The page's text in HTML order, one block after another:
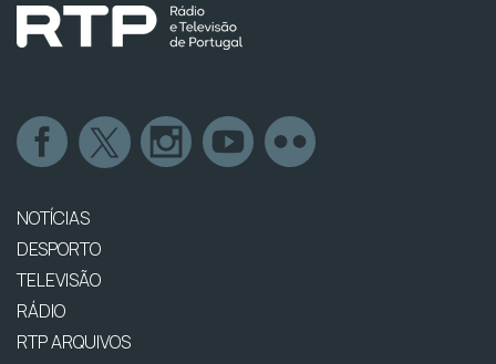
NOTÍCIAS
DESPORTO
TELEVISÃO
RÁDIO
RTP ARQUIVOS